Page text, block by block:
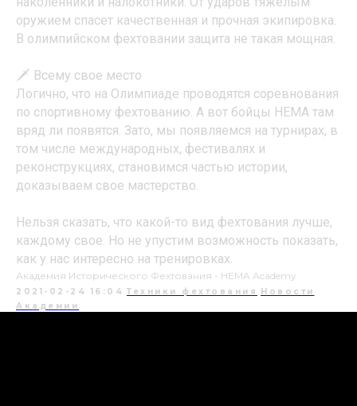
оружием спасет качественная и прочная экипировка.
В олимпийском фехтовании защита не такая мощная.
🗡 Всему свое место
Логично, что на Олимпиаде проводятся соревнования
по спортивному фехтованию. А вот бойцы HEMA там
вряд ли появятся. Зато, мы появляемся на турнирах, в
том числе международных, фестивалях и
реконструкциях, становимся частью истории,
доказываем свое мастерство.
Нельзя сказать, что какой-то вид фехтования лучше,
каждому свое. Но не упустим возможность показать,
как у нас интересно на тренировках.
Академия Исторического Фехтования - HEMA Academy
2021-02-24 16:04 Техники фехтования
Новости
Академии